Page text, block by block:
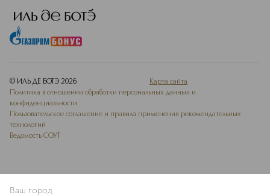
© ИЛЬ ДЕ БОТЭ 2026
Карта сайта
Политика в отношении обработки персональных данных и
конфиденциальности
Пользовательское соглашение и правила применения рекомендательных
технологий
Ведомость СОУТ
Ваш город